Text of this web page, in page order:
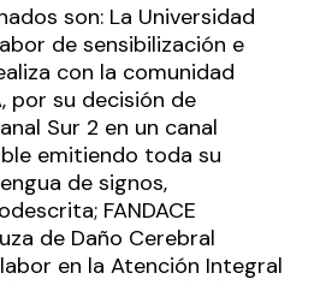
son: La Universidad
de sensibilización e
con la comunidad
por su decisión de
Sur 2 en un canal
emitiendo toda su
de signos,
FANDACE
de Daño Cerebral
en la Atención Integral